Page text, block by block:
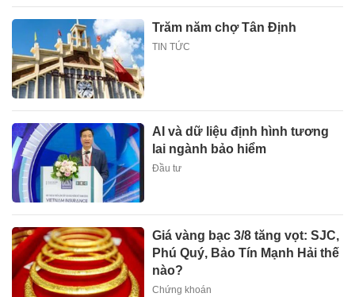
Trăm năm chợ Tân Định
TIN TỨC
AI và dữ liệu định hình tương
lai ngành bảo hiểm
Đầu tư
Giá vàng bạc 3/8 tăng vọt: SJC,
Phú Quý, Bảo Tín Mạnh Hải thế
nào?
Chứng khoán